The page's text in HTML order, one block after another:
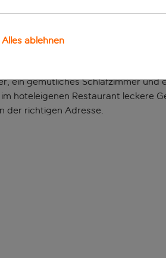
des Flusses Cetina
ein gemütliches Schlafzimmer
hoteleigenen Restaurant leckere
der richtigen Adresse.
Alles ablehnen